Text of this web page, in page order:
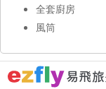
全套廚房
風筒